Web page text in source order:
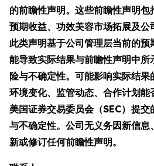
的前瞻性声明。这些前瞻性声明
预期收益、功效美容市场拓展及公
此类声明基于公司管理层当前的
能导致实际结果与前瞻性声明中
险与不确定性。可能影响实际结
环境变化、监管动态、合作计划能
美国证券交易委员会（SEC）提
与不确定性。公司无义务因新信
新或修订任何前瞻性声明。